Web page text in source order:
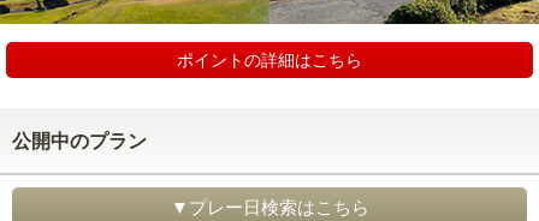
ポイントの詳細はこちら
公開中のプラン
▼プレー日検索はこちら